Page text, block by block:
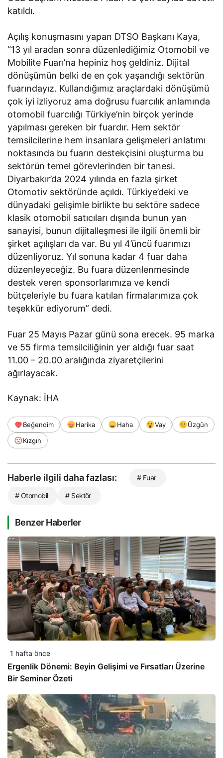
katıldı.
Açılış konuşmasını yapan DTSO Başkanı Kaya,
“13 yıl aradan sonra düzenlediğimiz Otomobil ve
Mobilite Fuarı’na hepiniz hoş geldiniz. Dijital
dönüşümün belki de en çok yaşandığı sektörün
fuarındayız. Kullandığımız araçlardaki dönüşümü
çok iyi izliyoruz ama doğrusu fuarcılık anlamında
otomobil fuarcılığı Türkiye’nin birçok yerinde
yapılması gereken bir fuardır. Hem sektör
temsilcilerine hem insanlara gelişmeleri anlatımı
noktasında bu fuarın destekçisini oluşturma bu
sektörün temel görevlerinden bir tanesi.
Diyarbakır’da 2024 yılında en fazla şirket
Otomotiv sektöründe açıldı. Türkiye’deki ve
dünyadaki gelişimle birlikte bu sektöre sadece
klasik otomobil satıcıları dışında bunun yan
sanayisi, bunun dijitalleşmesi ile ilgili önemli bir
şirket açılışları da var. Bu yıl 4’üncü fuarımızı
düzenliyoruz. Yıl sonuna kadar 4 fuar daha
düzenleyeceğiz. Bu fuara düzenlenmesinde
destek veren sponsorlarımıza ve kendi
bütçeleriyle bu fuara katılan firmalarımıza çok
teşekkür ediyorum” dedi.
Fuar 25 Mayıs Pazar günü sona erecek. 95 marka
ve 55 firma temsilciliğinin yer aldığı fuar saat
11.00 – 20.00 aralığında ziyaretçilerini
ağırlayacak.
Kaynak: İHA
Beğendim Harika Haha Vay
Üzgün
Kızgın
Haberle ilgili daha fazlası: # Fuar
# Otomobil # Sektör
Benzer Haberler
1 hafta önce
Ergenlik Dönemi: Beyin Gelişimi ve Fırsatları Üzerine
Bir Seminer Özeti